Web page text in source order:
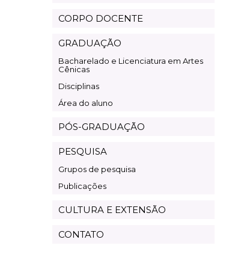
CORPO DOCENTE
GRADUAÇÃO
Bacharelado e Licenciatura em Artes
Cênicas
Disciplinas
Área do aluno
PÓS-GRADUAÇÃO
PESQUISA
Grupos de pesquisa
Publicações
CULTURA E EXTENSÃO
CONTATO